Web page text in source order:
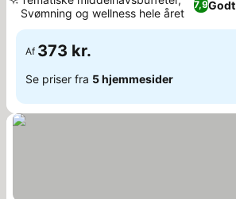
7,9Godt
Svømning og wellness hele året
Af 373 kr.
Se priser fra 5 hjemmesider